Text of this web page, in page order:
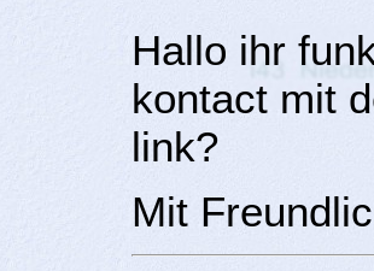
Hallo ihr
kontact mit
link?
Mit